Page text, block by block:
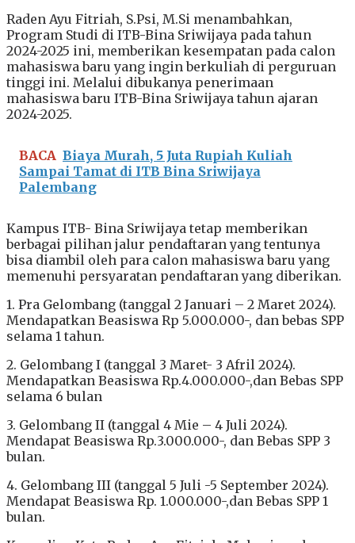
Raden Ayu Fitriah, S.Psi, M.Si menambahkan,
Program Studi di ITB-Bina Sriwijaya pada tahun
2024-2025 ini, memberikan kesempatan pada calon
mahasiswa baru yang ingin berkuliah di perguruan
tinggi ini. Melalui dibukanya penerimaan
mahasiswa baru ITB-Bina Sriwijaya tahun ajaran
2024-2025.
BACA Biaya Murah, 5 Juta Rupiah Kuliah
Sampai Tamat di ITB Bina Sriwijaya
Palembang
Kampus ITB- Bina Sriwijaya tetap memberikan
berbagai pilihan jalur pendaftaran yang tentunya
bisa diambil oleh para calon mahasiswa baru yang
memenuhi persyaratan pendaftaran yang diberikan.
1. Pra Gelombang (tanggal 2 Januari – 2 Maret 2024).
Mendapatkan Beasiswa Rp 5.000.000-, dan bebas SPP
selama 1 tahun.
2. Gelombang I (tanggal 3 Maret- 3 Afril 2024).
Mendapatkan Beasiswa Rp.4.000.000-,dan Bebas SPP
selama 6 bulan
3. Gelombang II (tanggal 4 Mie – 4 Juli 2024).
Mendapat Beasiswa Rp.3.000.000-, dan Bebas SPP 3
bulan.
4. Gelombang III (tanggal 5 Juli -5 September 2024).
Mendapat Beasiswa Rp. 1.000.000-,dan Bebas SPP 1
bulan.